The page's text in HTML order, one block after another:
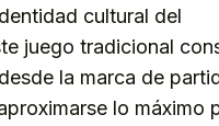
cultural del
juego tradicional
la marca de
lo máximo